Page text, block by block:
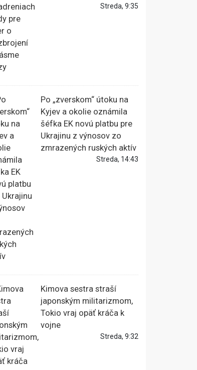
Streda, 9:35
Po „zverskom“ útoku na
Kyjev a okolie oznámila
šéfka EK novú platbu pre
Ukrajinu z výnosov zo
zmrazených ruských aktív
Streda, 14:43
Kimova sestra straší
japonským militarizmom,
Tokio vraj opäť kráča k
vojne
Streda, 9:32